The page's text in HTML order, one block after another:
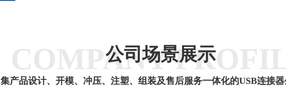
COMPANY
公司场景展示
集产品设计、开模、冲压、注塑、组装及售后服务一体化的USB连接